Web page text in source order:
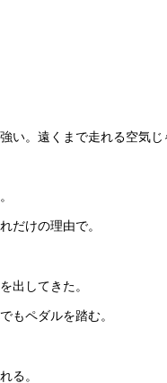
い。遠くまで走れる空気じ
だけの理由で。
出してきた。
もペダルを踏む。
る。